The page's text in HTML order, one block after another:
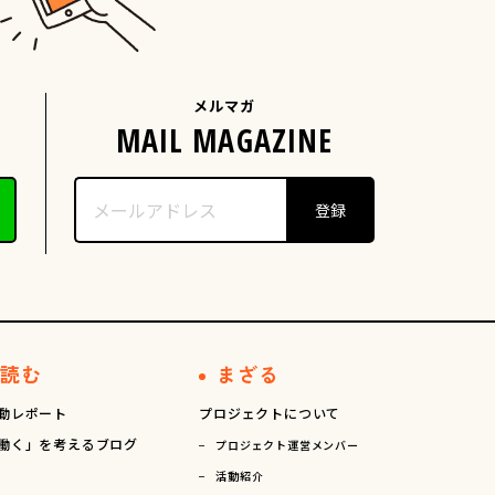
メルマガ
読む
レポート
く」を考えるブログ
まざる
プロジェクトについて
プロジェクト運営メンバー
活動紹介